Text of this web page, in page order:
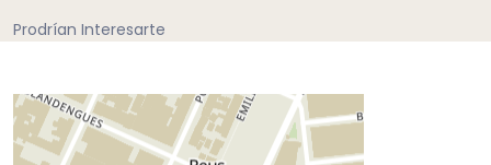
Prodrían Interesarte